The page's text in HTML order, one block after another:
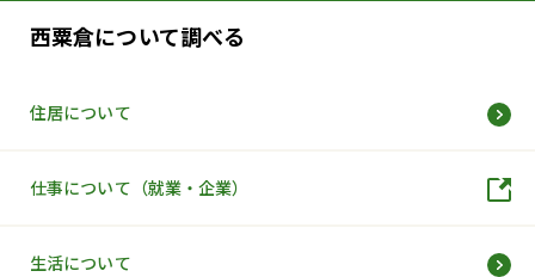
西粟倉について調べる
住居について
仕事について（就業・企業）
生活について